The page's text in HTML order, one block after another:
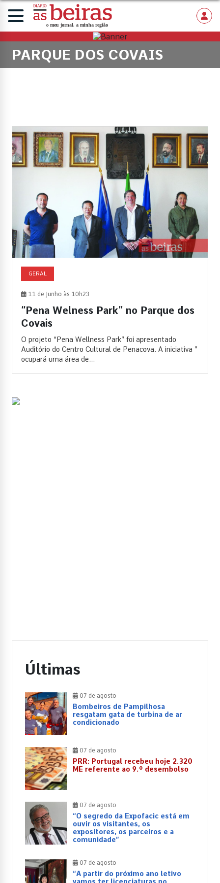
PARQUE DOS COVAIS
GERAL
11 de Junho às 10h23
“Pena Welness Park” no Parque dos
Covais
O projeto “Pena Wellness Park” foi apresentado
Auditório do Centro Cultural de Penacova. A iniciativa ”
ocupará uma área de...
Últimas
07 de agosto
Bombeiros de Pampilhosa
resgatam gata de turbina de ar
condicionado
07 de agosto
PRR: Portugal recebeu hoje 2.320
ME referente ao 9.º desembolso
07 de agosto
“O segredo da Expofacic está em
ouvir os visitantes, os
expositores, os parceiros e a
comunidade”
07 de agosto
“A partir do próximo ano letivo
vamos ter licenciaturas no